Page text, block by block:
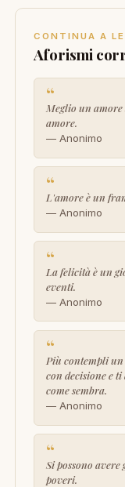
CONTINUA A
Aforismi
“
Meglio un amore
amore.
— Anonimo
“
L'amore è un
— Anonimo
“
La felicità è un
eventi.
— Anonimo
“
Più contempli
con decisione e
come sembra.
— Anonimo
“
Si possono avere
poveri.